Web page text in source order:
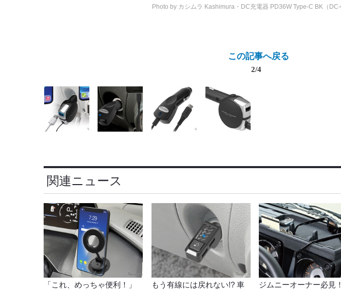
Photo by カシムラ Kashimura・DC充電器 PD36W Type-C BK（DC-
この記事へ戻る
2/4
関連ニュース
「これ、めっちゃ便利！」
もう有線には戻れない!? 車
ジムニーオーナー必見